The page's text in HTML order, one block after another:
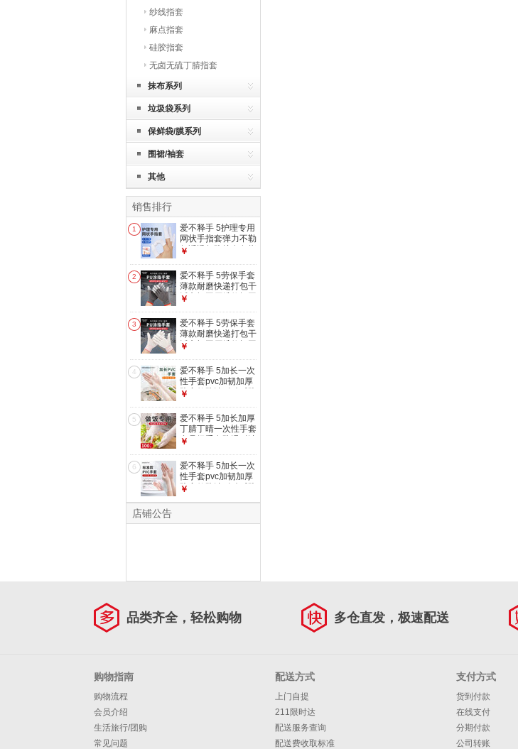
纱线指套
麻点指套
硅胶指套
无卤无硫丁腈指套
抹布系列
垃圾袋系列
保鲜袋/膜系列
围裙/袖套
其他
销售排行
1
爱不释手 5护理专用
网状手指套弹力不勒
舒适透气防护套灰指
护理专用网状手指套
10只/白色
￥
2
爱不释手 5劳保手套
薄款耐磨快递打包干
活车间工厂维修轻工
PU涂指手套 灰色10
双【独立包装】 小
号S码
￥
3
爱不释手 5劳保手套
薄款耐磨快递打包干
活车间工厂维修轻工
PU涂指手套 白色10
双【独立包装】 小
号S码
￥
4
爱不释手 5加长一次
性手套pvc加韧加厚
防寒款防油耐酸碱防
PVC手套 100只/盒
【加长款12英寸】
M码/中号
￥
5
爱不释手 5加长加厚
丁腈丁晴一次性手套
食品级手套防滑耐油
加厚款白色丁腈 100
只/盒 M中号
￥
6
爱不释手 5加长一次
性手套pvc加韧加厚
防寒款防油耐酸碱防
￥
店铺公告
品类齐全，轻松购物 多仓直发，极速配送
购物指南
购物流程
会员介绍
生活旅行/团购
常见问题
配送方式
上门自提
211限时达
配送服务查询
配送费收取标准
支付方式
货到付款
在线支付
分期付款
公司转账